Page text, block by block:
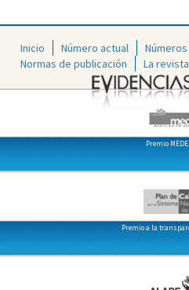
Inicio Número actual
Normas de publicación
La revista
Premio
Premio a la